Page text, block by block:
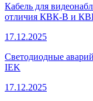
Кабель для
отличия КВК-В и
17.12.2025
Светодиодные
IEK
17.12.2025